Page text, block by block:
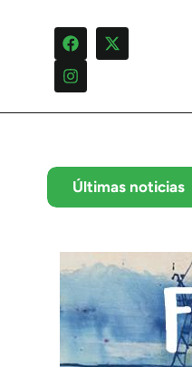
Últimas noticias
su 35º aniversario con